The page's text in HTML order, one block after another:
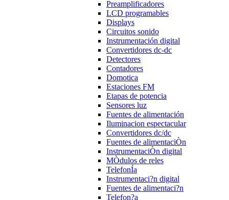
Preamplificadores
LCD programables
Displays
Circuitos sonido
Instrumentación digital
Convertidores dc-dc
Detectores
Contadores
Domotica
Estaciones FM
Etapas de potencia
Sensores luz
Fuentes de alimentación
Iluminacion espectacular
Convertidores dc/dc
Fuentes de alimentaciÒn
InstrumentaciÒn digital
MÒdulos de reles
TelefonÍa
Instrumentaci?n digital
Fuentes de alimentaci?n
Telefon?a